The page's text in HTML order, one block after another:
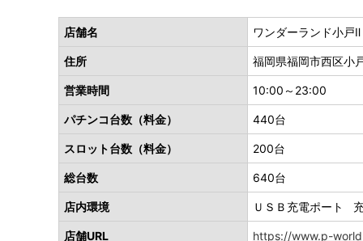
店舗名 ワンダーランド小戸Ⅱ
住所 福岡県福岡市西区小
営業時間 10:00～23:00
パチンコ台数（料金） 440台
スロット台数（料金） 200台
総台数 640台
店内環境 ＵＳＢ充電ポート
店舗URL https://www.p-